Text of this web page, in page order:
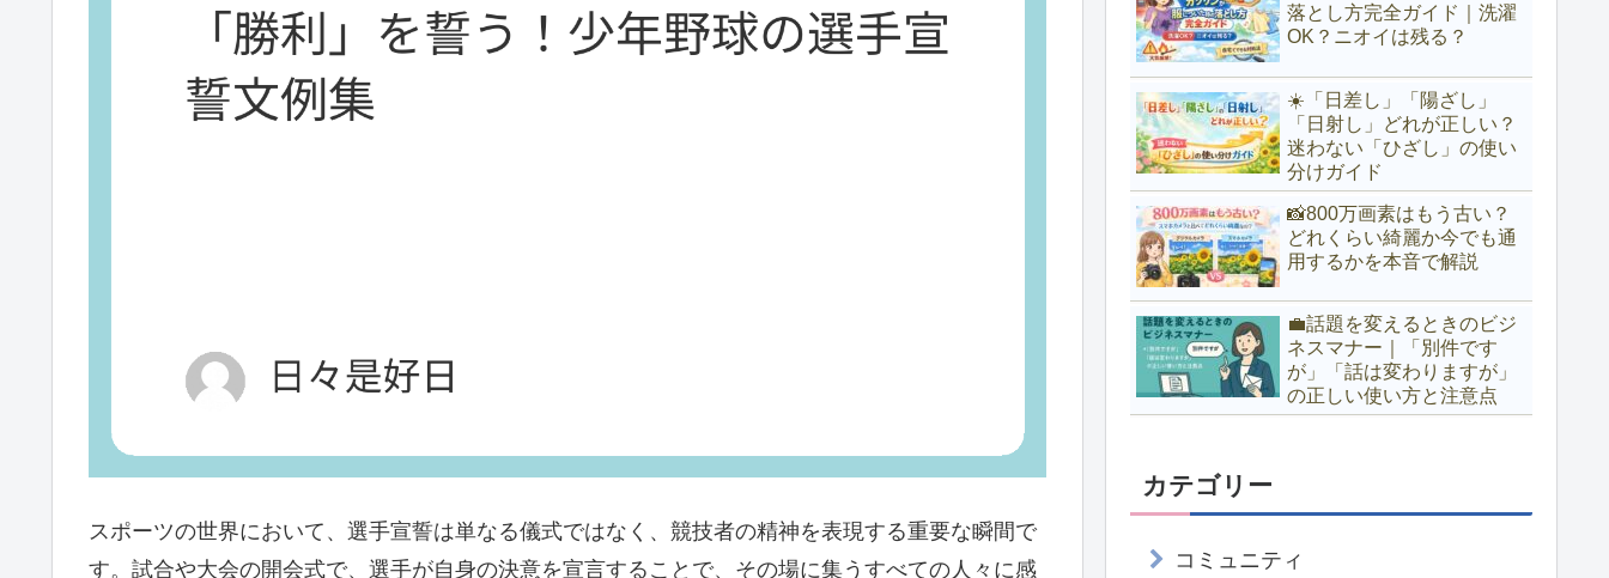
スポーツの世界において、選手宣誓は単なる儀式ではなく、競技者の精神を表現する重要な瞬間で
す。試合や大会の開会式で、選手が自身の決意を宣言することで、その場に集うすべての人々に感
落とし方完全ガイド｜洗濯
OK？ニオイは残る？
☀️「日差し」「陽ざし」
「日射し」どれが正しい？
迷わない「ひざし」の使い
分けガイド
📸800万画素はもう古い？
どれくらい綺麗か今でも通
用するかを本音で解説
💼話題を変えるときのビジ
ネスマナー｜「別件です
が」「話は変わりますが」
の正しい使い方と注意点
カテゴリー
コミュニティ